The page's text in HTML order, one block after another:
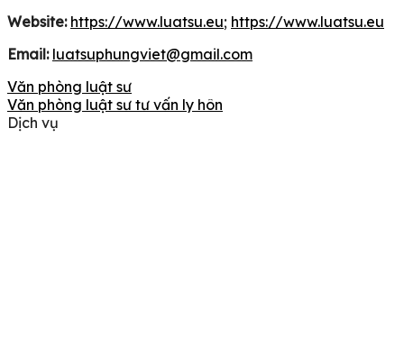
Website: https://www.luatsu.eu; https://www.luatsu.eu
Email: luatsuphungviet@gmail.com
Văn phòng luật sư
Văn phòng luật sư tư vấn ly hôn
Dịch vụ